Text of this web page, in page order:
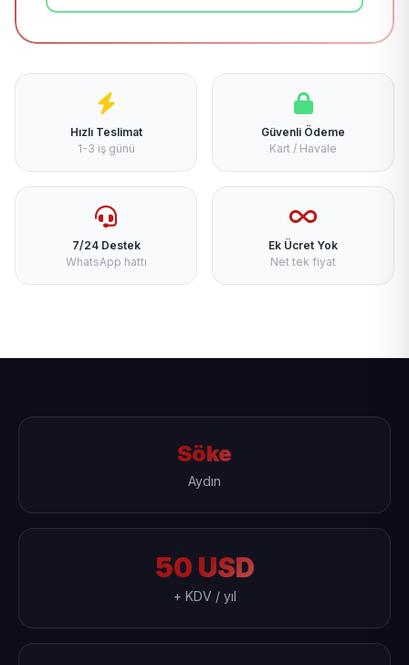
Hızlı Teslimat
1-3 iş günü
Güvenli Ödeme
Kart / Havale
7/24 Destek
WhatsApp hattı
Ek Ücret Yok
Net tek fiyat
Söke
Aydın
50 USD
+ KDV / yıl